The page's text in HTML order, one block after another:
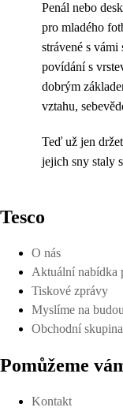
Penál nebo
pro mladého
strávené s
povídání s
dobrým
vztahu,
Teď už jen
jejich sny staly
Tesco
O nás
Aktuální nabídka
Tiskové zprávy
Myslíme na
Obchodní
Pomůžeme
Kontakt